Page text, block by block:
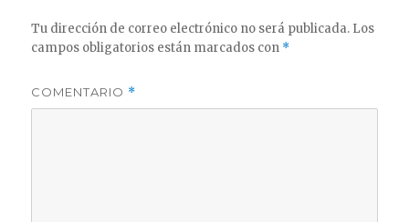
Tu dirección de correo electrónico no será publicada. Los
campos obligatorios están marcados con *
COMENTARIO *